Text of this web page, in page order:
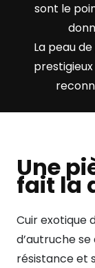
sont le
La peau
Une
fait la
Cuir exotique
d’autruche
résistance et